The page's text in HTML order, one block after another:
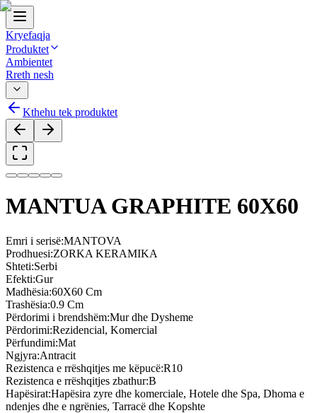
Kryefaqja
Produktet
Ambientet
Rreth nesh
Kthehu tek produktet
MANTUA GRAPHITE 60X60
Emri i serisë:MANTOVA
Prodhuesi:ZORKA KERAMIKA
Shteti:Serbi
Efekti:Gur
Madhësia:60X60 Cm
Trashësia:0.9 Cm
Përdorimi i brendshëm:Mur dhe Dysheme
Përdorimi:Rezidencial, Komercial
Përfundimi:Mat
Ngjyra:Antracit
Rezistenca e rrëshqitjes me këpucë:R10
Rezistenca e rrëshqitjes zbathur:B
Hapësirat:Hapësira zyre dhe komerciale, Hotele dhe Spa, Dhoma e
ndenjes dhe e ngrënies, Tarracë dhe Kopshte